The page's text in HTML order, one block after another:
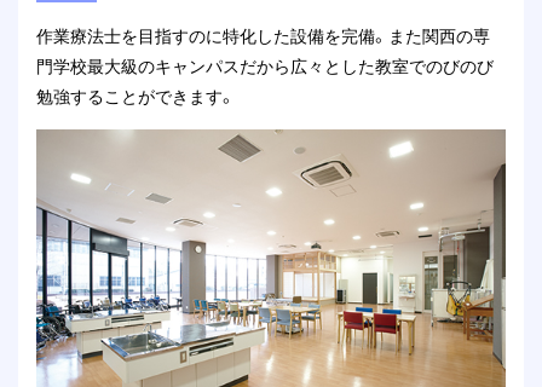
作業療法士を目指すのに特化した設備を完備。また関西の専
門学校最大級のキャンパスだから広々とした教室でのびのび
勉強することができます。